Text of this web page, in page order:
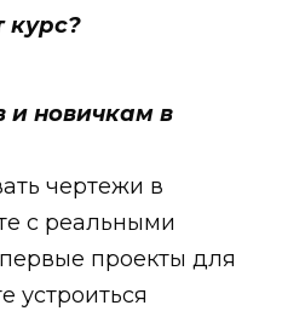
курс?
и новичкам в
чертежи в
с реальными
проекты для
устроиться